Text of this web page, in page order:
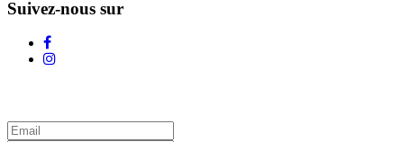
Suivez-nous sur